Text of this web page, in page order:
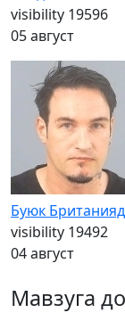
visibility 19596
05 август
Буюк
visibility 19492
04 август
Мавзуга